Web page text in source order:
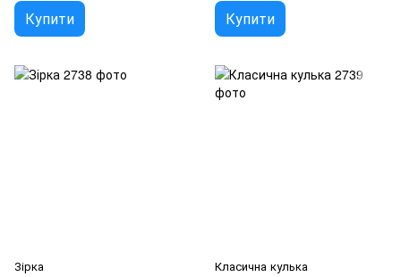
Купити Купити
Зірка Класична кулька